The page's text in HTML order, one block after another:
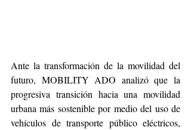
Ante la transformación de la movilidad del
futuro, MOBILITY ADO analizó que la
progresiva transición hacia una movilidad
urbana más sostenible por medio del uso de
vehículos de transporte público eléctricos,